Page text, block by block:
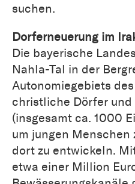
suchen.
Dorferneuerung im
Die bayerische
Nahla-Tal in der
Autonomiegebiets
christliche Dörfer
(insgesamt ca. 1000
um jungen
dort zu entwickeln.
etwa einer Million